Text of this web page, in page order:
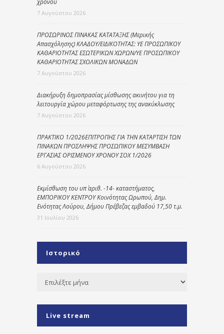
7 Αυγούστου 2026
ΠΡΟΣΩΡΙΝΟΣ ΠΙΝΑΚΑΣ ΚΑΤΑΤΑΞΗΣ (Μερικής
Απασχόλησης) ΚΛΑΔΟΥ/ΕΙΔΙΚΟΤΗΤΑΣ: ΥΕ ΠΡΟΣΩΠΙΚΟΥ
ΚΑΘΑΡΙΟΤΗΤΑΣ ΕΣΩΤΕΡΙΚΩΝ ΧΩΡΩΝ/ΥΕ ΠΡΟΣΩΠΙΚΟΥ
ΚΑΘΑΡΙΟΤΗΤΑΣ ΣΧΟΛΙΚΩΝ ΜΟΝΑΔΩΝ
7 Αυγούστου 2026
Διακήρυξη δημοπρασίας μίσθωσης ακινήτου για τη
λειτουργία χώρου μεταφόρτωσης της ανακύκλωσης
7 Αυγούστου 2026
ΠΡΑΚΤΙΚΟ 1/2026ΕΠΙΤΡΟΠΗΣ ΓΙΑ ΤΗΝ ΚΑΤΑΡΤΙΣΗ ΤΩΝ
ΠΙΝΑΚΩΝ ΠΡΟΣΛΗΨΗΣ ΠΡΟΣΩΠΙΚΟΥ ΜΕΣΥΜΒΑΣΗ
ΕΡΓΑΣΙΑΣ ΟΡΙΣΜΕΝΟΥ ΧΡΟΝΟΥ ΣΟΧ 1/2026
6 Αυγούστου 2026
Εκμίσθωση του υπ΄ αριθ. -14- καταστήματος,
ΕΜΠΟΡΙΚΟΥ ΚΕΝΤΡΟΥ Κοινότητας Ωρωπού, Δημ.
Ενότητας Λούρου, Δήμου Πρέβεζας εμβαδού 17,50 τ.μ.
31 Ιουλίου 2026
Ιστορικό
Ιστορικό
Live stream